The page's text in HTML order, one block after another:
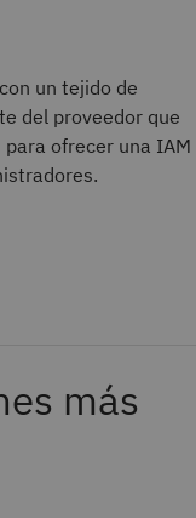
un tejido de
del proveedor que
ofrecer una IAM
más